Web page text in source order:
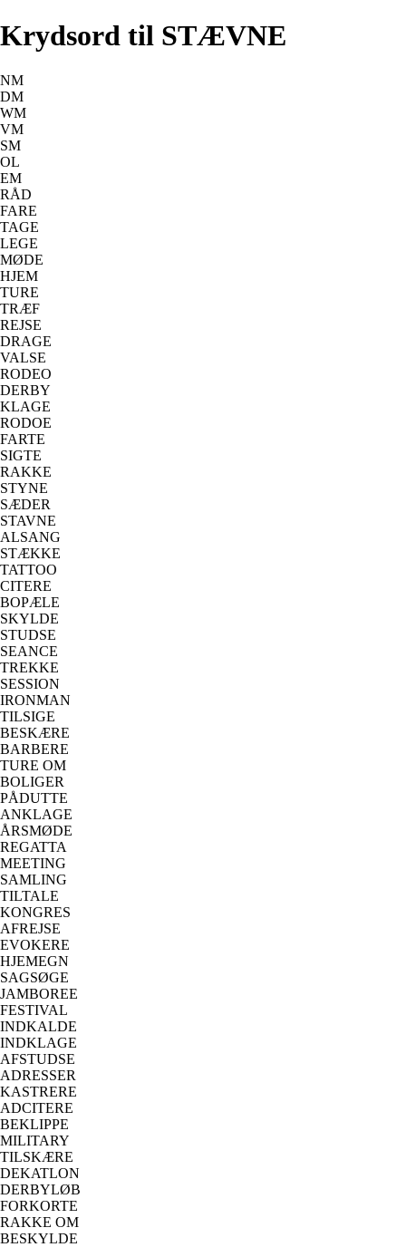
Krydsord til STÆVNE
NM
DM
WM
VM
SM
OL
EM
RÅD
FARE
TAGE
LEGE
MØDE
HJEM
TURE
TRÆF
REJSE
DRAGE
VALSE
RODEO
DERBY
KLAGE
RODOE
FARTE
SIGTE
RAKKE
STYNE
SÆDER
STAVNE
ALSANG
STÆKKE
TATTOO
CITERE
BOPÆLE
SKYLDE
STUDSE
SEANCE
TREKKE
SESSION
IRONMAN
TILSIGE
BESKÆRE
BARBERE
TURE OM
BOLIGER
PÅDUTTE
ANKLAGE
ÅRSMØDE
REGATTA
MEETING
SAMLING
TILTALE
KONGRES
AFREJSE
EVOKERE
HJEMEGN
SAGSØGE
JAMBOREE
FESTIVAL
INDKALDE
INDKLAGE
AFSTUDSE
ADRESSER
KASTRERE
ADCITERE
BEKLIPPE
MILITARY
TILSKÆRE
DEKATLON
DERBYLØB
FORKORTE
RAKKE OM
BESKYLDE